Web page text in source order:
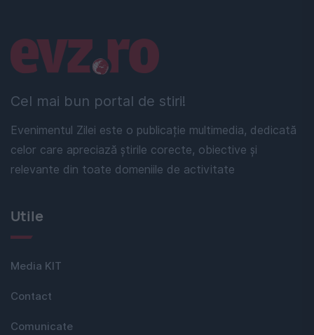
Cel mai bun portal de stiri!
Evenimentul Zilei este o publicație multimedia, dedicată
celor care apreciază știrile corecte, obiective și
relevante din toate domeniile de activitate
Linkuri utile
Utile
Media KIT
Contact
Comunicate